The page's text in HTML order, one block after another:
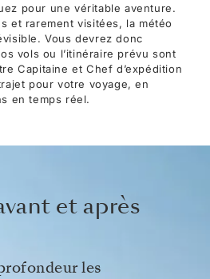
pour une véritable aventure.
et rarement visitées, la météo
Vous devrez donc
vols ou l’itinéraire prévu sont
Capitaine et Chef d’expédition
pour votre voyage, en
en temps réel.
et après
les